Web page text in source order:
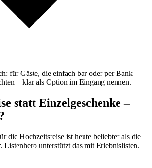
für Gäste, die einfach bar oder per Bank
– klar als Option im Eingang nennen.
statt Einzelgeschenke –
die Hochzeitsreise ist heute beliebter als die
Listenhero unterstützt das mit Erlebnislisten.